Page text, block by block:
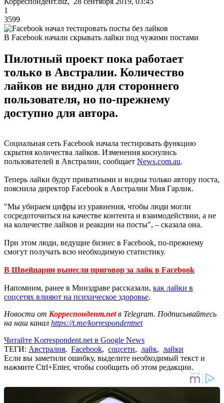
1
3599
В Facebook начали скрывать лайки под чужими постами
Пилотный проект пока работает
только в Австралии. Количество
лайков не видно для стороннего
пользователя, но по-прежнему
доступно для автора.
Социальная сеть Facebook начала тестировать функцию
скрытия количества лайков. Изменения коснулись
пользователей в Австралии, сообщает News.com.au.
Теперь лайки будут приватными и видны только автору поста,
пояснила директор Facebook в Австралии Мия Гарлик.
"Мы убираем цифры из уравнения, чтобы люди могли
сосредоточиться на качестве контента и взаимодействии, а не
на количестве лайков и реакции на посты", – сказала она.
При этом люди, ведущие бизнес в Facebook, по-прежнему
смогут получать всю необходимую статистику.
В Швейцарии вынесли приговор за лайк в Facebook
Напомним, ранее в Минздраве рассказали, как лайки в
соцсетях влияют на психическое здоровье.
Новости от Корреспондент.netв Telegram. Подписывайтесь
на наш канал https://t.me/korrespondentnet
Читайте Korrespondent.net в Google News
ТЕГИ: Австралия, Facebook, соцсети, лайк, лайки
Если вы заметили ошибку, выделите необходимый текст и
нажмите Ctrl+Enter, чтобы сообщить об этом редакции.